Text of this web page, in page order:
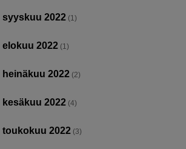
syyskuu 2022 (1)
elokuu 2022 (1)
heinäkuu 2022 (2)
kesäkuu 2022 (4)
toukokuu 2022 (3)